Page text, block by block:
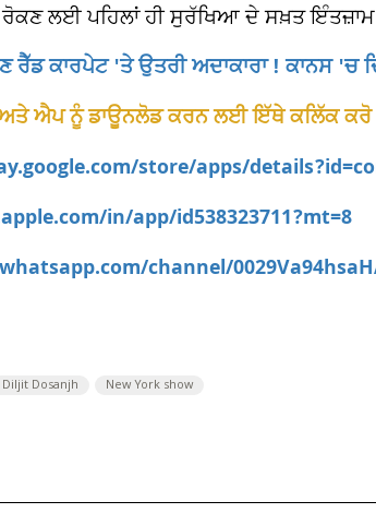
ਰੋਕਣ ਲਈ ਪਹਿਲਾਂ ਹੀ ਸੁਰੱਖਿਆ ਦੇ ਸਖ਼ਤ
ਰੈੱਡ ਕਾਰਪੇਟ 'ਤੇ ਉਤਰੀ ਅਦਾਕਾਰਾ ! ਕਾਨਸ 'ਚ
ਐਪ ਨੂੰ ਡਾਊਨਲੋਡ ਕਰਨ ਲਈ ਇੱਥੇ ਕਲਿੱਕ ਕਰੋ
store/apps/
in/app/id538323711?mt=8
channel/
Diljit Dosanjh New York show